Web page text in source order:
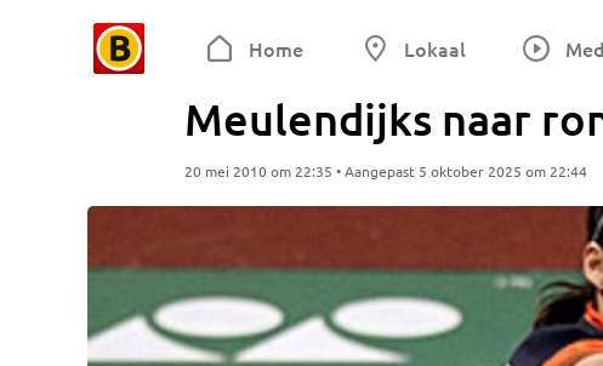
Home Lokaal
Meulendijks naar
20 mei 2010 om 22:35 • Aangepast 5 oktober 2025 om 22:44